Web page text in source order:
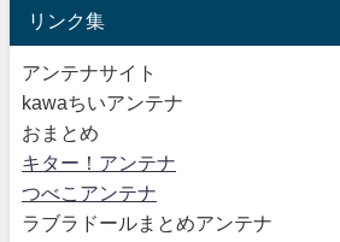
リンク集
アンテナサイト
kawaちいアンテナ
おまとめ
キター！アンテナ
つべこアンテナ
ラブラドールまとめアンテナ